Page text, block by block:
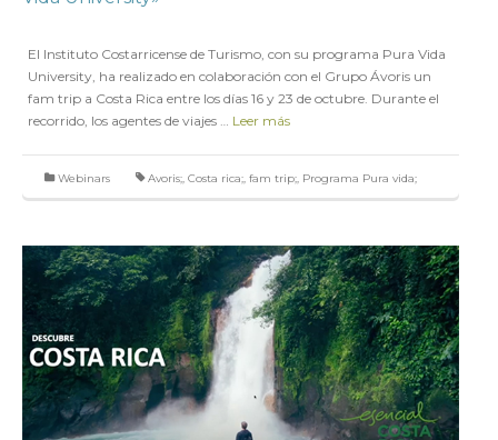
El Instituto Costarricense de Turismo, con su programa Pura Vida
University, ha realizado en colaboración con el Grupo Ávoris un
fam trip a Costa Rica entre los días 16 y 23 de octubre. Durante el
recorrido, los agentes de viajes … Leer más
Webinars Avoris;, Costa rica;, fam trip;, Programa Pura vida;